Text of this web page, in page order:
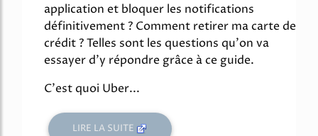
application et bloquer les notifications
définitivement ? Comment retirer ma carte de
crédit ? Telles sont les questions qu'on va
essayer d'y répondre grâce à ce guide.
C'est quoi Uber...
LIRE LA SUITE